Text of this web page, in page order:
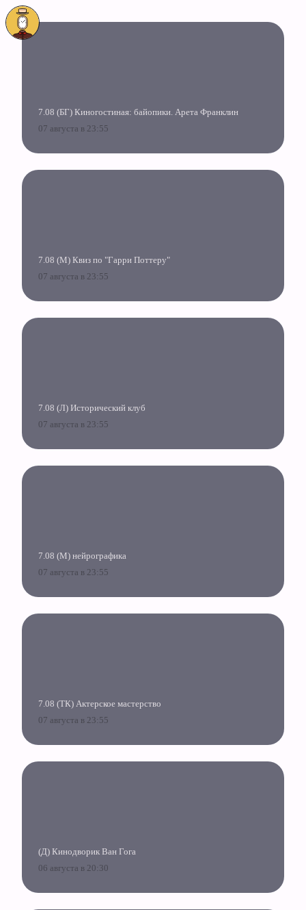
7.08 (БГ) Киногостиная: байопики. Арета Франклин
07 августа в 23:55
7.08 (М) Квиз по "Гарри Поттеру"
07 августа в 23:55
7.08 (Л) Исторический клуб
07 августа в 23:55
7.08 (М) нейрографика
07 августа в 23:55
7.08 (ТК) Актерское мастерство
07 августа в 23:55
(Д) Кинодворик Ван Гога
06 августа в 20:30